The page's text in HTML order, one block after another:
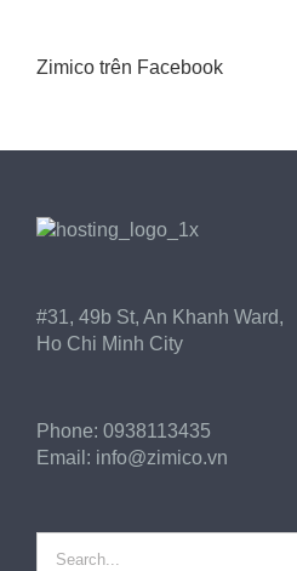
Zimico trên Facebook
#31, 49b St, An Khanh Ward,
Ho Chi Minh City
Phone: 0938113435
Email: info@zimico.vn